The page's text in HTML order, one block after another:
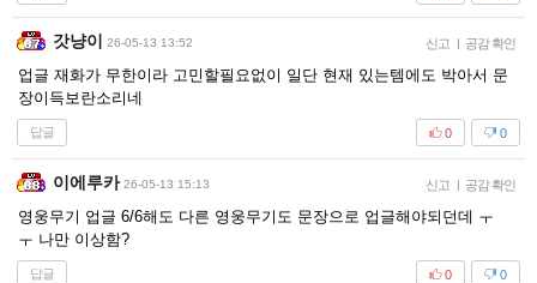
갓냥이 26-05-13 13:52 신고 | 공감 확인
업글 재화가 무한이라 고민할필요없이 일단 현재 있는템에도 박아서 문
장이득보란소리네
답글 0
0
이에루카 26-05-13 15:13 신고 | 공감 확인
영웅무기 업글 6/6해도 다른 영웅무기도 문장으로 업글해야되던데 ㅜ
ㅜ 나만 이상함?
답글 0
0